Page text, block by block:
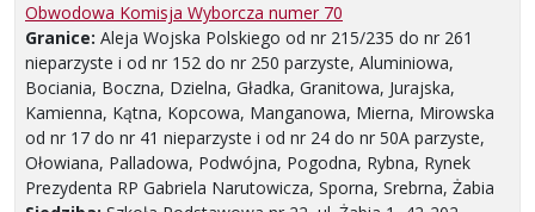
Obwodowa Komisja Wyborcza numer 70
Granice: Aleja Wojska Polskiego od nr 215/235 do nr 261
nieparzyste i od nr 152 do nr 250 parzyste, Aluminiowa,
Bociania, Boczna, Dzielna, Gładka, Granitowa, Jurajska,
Kamienna, Kątna, Kopcowa, Manganowa, Mierna, Mirowska
od nr 17 do nr 41 nieparzyste i od nr 24 do nr 50A parzyste,
Ołowiana, Palladowa, Podwójna, Pogodna, Rybna, Rynek
Prezydenta RP Gabriela Narutowicza, Sporna, Srebrna, Żabia